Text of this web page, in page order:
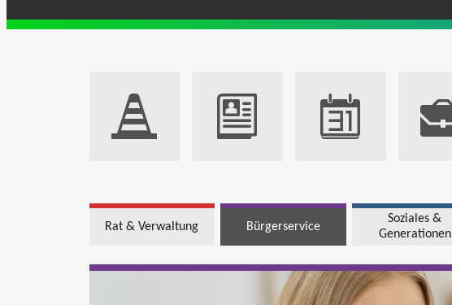
Rat & Verwaltung Bürgerservice
Soziales &
Generationen